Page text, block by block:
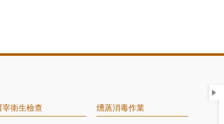
宰衛生檢查 燻蒸消毒作業